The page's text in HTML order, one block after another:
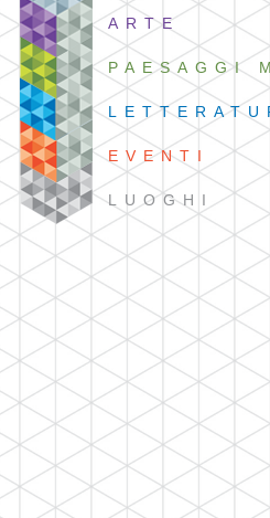
ARTE
PAESAGGI
EVENTI
LUOGHI